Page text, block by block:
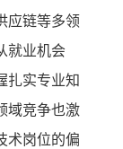
应链等多领
就业机会
扎实专业知
域竞争也激
术岗位的偏